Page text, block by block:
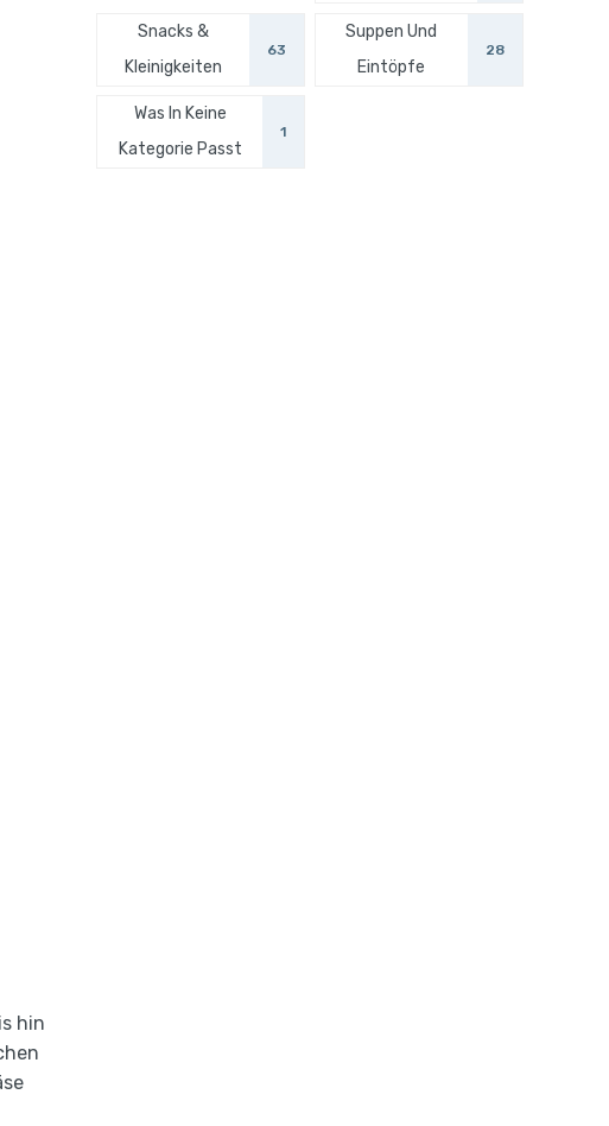
hin
Snacks &
Kleinigkeiten
63
Suppen Und
Eintöpfe
28
Was In Keine
Kategorie Passt
1